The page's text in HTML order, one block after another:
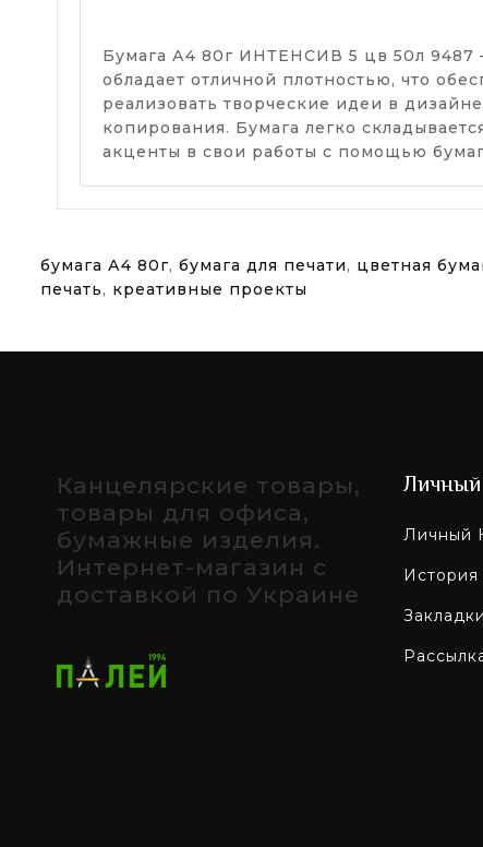
Бумага А4 80г ИНТЕНСИВ 5 цв 50л 9487
обладает отличной плотностью, что
реализовать творческие идеи в
копирования. Бумага легко
акценты в свои работы с помощью
бумага А4 80г, бумага для печати, цветная
печать, креативные проекты
Канцелярские товары,
товары для офиса,
бумажные изделия.
Интернет-магазин с
доставкой по Украине
Личный
История
Закладки